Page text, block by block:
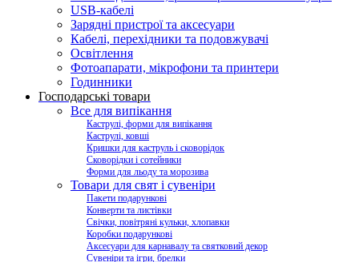
USB-кабелі
Зарядні пристрої та аксесуари
Кабелі, перехідники та подовжувачі
Освітлення
Фотоапарати, мікрофони та принтери
Годинники
Господарські товари
Все для випікання
Каструлі, форми для випікання
Каструлі, ковші
Кришки для каструль і сковорідок
Сковорідки і сотейники
Форми для льоду та морозива
Товари для свят і сувеніри
Пакети подарункові
Конверти та листівки
Свічки, повітряні кульки, хлопавки
Коробки подарункові
Аксесуари для карнавалу та святковий декор
Сувеніри та ігри, брелки